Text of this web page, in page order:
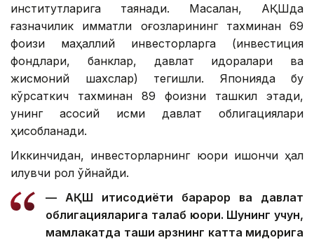
институтларига таянади. Масалан, АҚШда
ғазначилик қимматли қоғозларининг тахминан 69
фоизи маҳаллий инвесторларга (инвестиция
фондлари, банклар, давлат идоралари ва
жисмоний шахслар) тегишли. Японияда бу
кўрсаткич тахминан 89 фоизни ташкил этади,
унинг асосий қисми давлат облигациялари
ҳисобланади.
Иккинчидан, инвесторларнинг юқори ишончи ҳал
қилувчи рол ўйнайди.
— АҚШ иқтисодиёти барқарор ва давлат
облигацияларига талаб юқори. Шунинг учун,
мамлакатда ташқи қарзнинг катта миқдорига